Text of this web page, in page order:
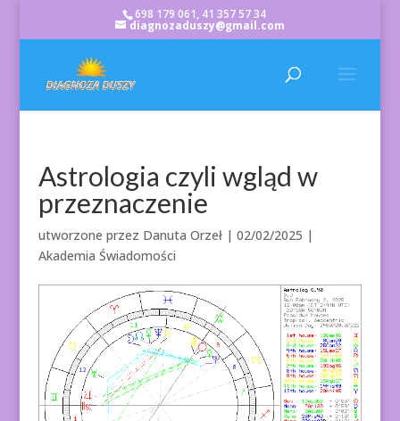
698 179 061, 41 357 57 34
diagnozaduszy@gmail.com
Astrologia czyli wgląd w
przeznaczenie
utworzone przez Danuta Orzeł| 02/02/2025 |
Akademia Świadomości